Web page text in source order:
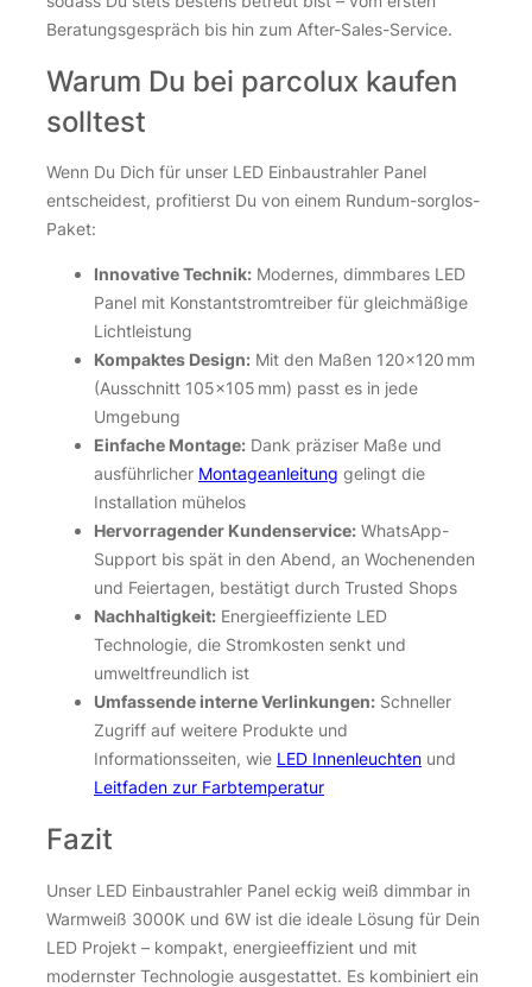
Beratungsgespräch bis hin zum After-Sales-Service.
Warum Du bei parcolux kaufen
solltest
Wenn Du Dich für unser LED Einbaustrahler Panel
entscheidest, profitierst Du von einem Rundum-sorglos-
Paket:
Innovative Technik: Modernes, dimmbares LED
Panel mit Konstantstromtreiber für gleichmäßige
Lichtleistung
Kompaktes Design: Mit den Maßen 120×120 mm
(Ausschnitt 105×105 mm) passt es in jede
Umgebung
Einfache Montage: Dank präziser Maße und
ausführlicher Montageanleitung gelingt die
Installation mühelos
Hervorragender Kundenservice: WhatsApp-
Support bis spät in den Abend, an Wochenenden
und Feiertagen, bestätigt durch Trusted Shops
Nachhaltigkeit: Energieeffiziente LED
Technologie, die Stromkosten senkt und
umweltfreundlich ist
Umfassende interne Verlinkungen: Schneller
Zugriff auf weitere Produkte und
Informationsseiten, wie LED Innenleuchten und
Leitfaden zur Farbtemperatur
Fazit
Unser LED Einbaustrahler Panel eckig weiß dimmbar in
Warmweiß 3000K und 6W ist die ideale Lösung für Dein
LED Projekt – kompakt, energieeffizient und mit
modernster Technologie ausgestattet. Es kombiniert ein